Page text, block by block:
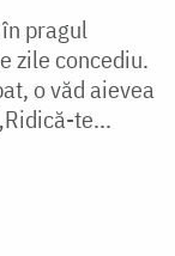
pragul
zile concediu.
o văd aievea
te...